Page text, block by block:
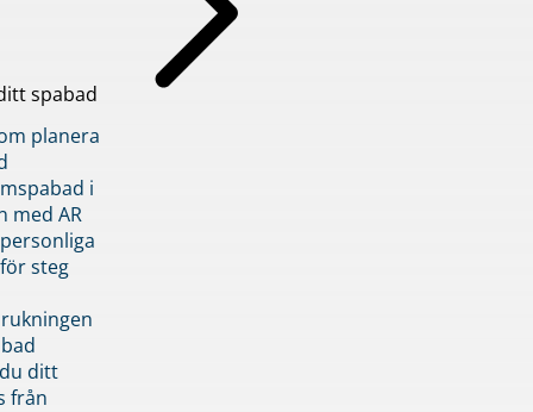
spabad
planera
i
med AR
steg
ditt
från